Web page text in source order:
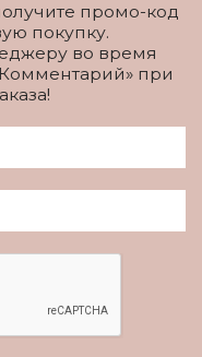
промо-код
покупку.
во время
при